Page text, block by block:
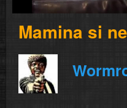
Mamina si